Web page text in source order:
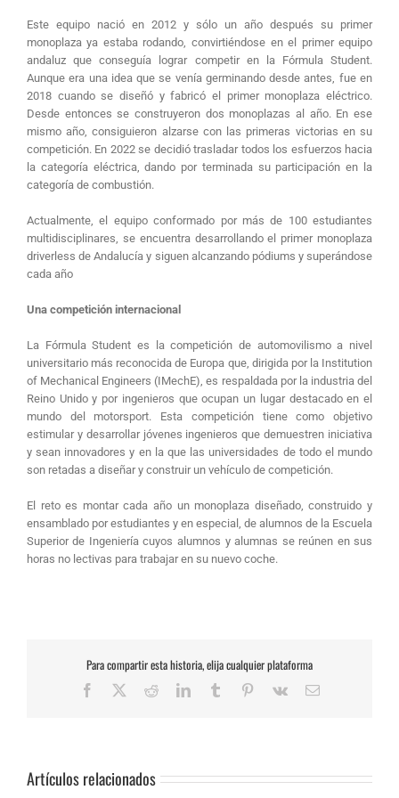
Este equipo nació en 2012 y sólo un año después su primer
monoplaza ya estaba rodando, convirtiéndose en el primer equipo
andaluz que conseguía lograr competir en la Fórmula Student.
Aunque era una idea que se venía germinando desde antes, fue en
2018 cuando se diseñó y fabricó el primer monoplaza eléctrico.
Desde entonces se construyeron dos monoplazas al año. En ese
mismo año, consiguieron alzarse con las primeras victorias en su
competición. En 2022 se decidió trasladar todos los esfuerzos hacia
la categoría eléctrica, dando por terminada su participación en la
categoría de combustión.
Actualmente, el equipo conformado por más de 100 estudiantes
multidisciplinares, se encuentra desarrollando el primer monoplaza
driverless de Andalucía y siguen alcanzando pódiums y superándose
cada año
Una competición internacional
La Fórmula Student es la competición de automovilismo a nivel
universitario más reconocida de Europa que, dirigida por la Institution
of Mechanical Engineers (IMechE), es respaldada por la industria del
Reino Unido y por ingenieros que ocupan un lugar destacado en el
mundo del motorsport. Esta competición tiene como objetivo
estimular y desarrollar jóvenes ingenieros que demuestren iniciativa
y sean innovadores y en la que las universidades de todo el mundo
son retadas a diseñar y construir un vehículo de competición.
El reto es montar cada año un monoplaza diseñado, construido y
ensamblado por estudiantes y en especial, de alumnos de la Escuela
Superior de Ingeniería cuyos alumnos y alumnas se reúnen en sus
horas no lectivas para trabajar en su nuevo coche.
Para compartir esta historia, elija cualquier plataforma
Facebook RedditLinkedInTumblr Pinterest
Vk
Correo
Artículos relacionados